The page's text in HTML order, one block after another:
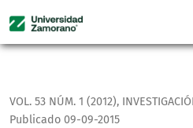
Caracterización del Bosque
VOL. 53 NÚM. 1 (2012),
Publicado 09-09-2015